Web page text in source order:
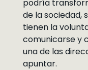
podría
de la sociedad,
tienen la
comunicarse y
una de las
apuntar.